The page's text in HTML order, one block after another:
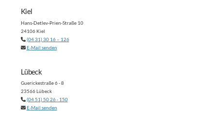
Kiel
Hans-Detlev-Prien-Straße 10
24106 Kiel
(04 31) 30 16 – 126
E-Mail senden
Lübeck
Guerickestraße 6 - 8
23566 Lübeck
(04 51) 50 26 - 150
E-Mail senden